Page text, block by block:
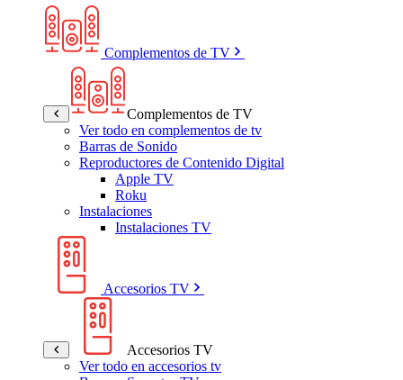
Complementos de TV
Complementos de TV
Ver todo en complementos de tv
Barras de Sonido
Reproductores de Contenido Digital
Apple TV
Roku
Instalaciones
Instalaciones TV
Accesorios TV
Accesorios TV
Ver todo en accesorios tv